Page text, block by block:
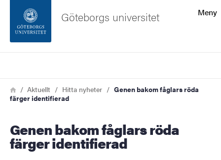
Sidfoten
Om webbplatsen
Meny
Göteborgs universitet
Länkstig
HemAktuellt Hitta nyheter
Genen bakom fåglars röda
färger identifierad
Genen bakom fåglars röda
färger identifierad